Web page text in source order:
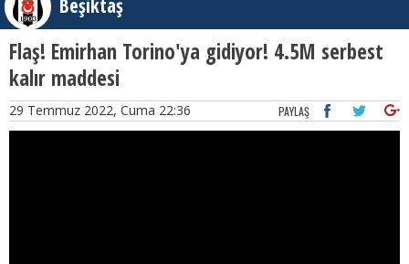
Beşiktaş
Flaş! Emirhan Torino'ya gidiyor! 4.5M serbest
kalır maddesi
29 Temmuz 2022, Cuma 22:36 PAYLAŞ